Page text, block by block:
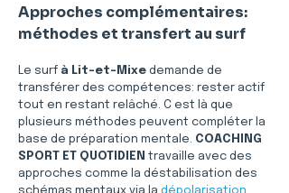
Approches complémentaires:
méthodes et transfert au surf
Le surf à Lit-et-Mixe demande de
transférer des compétences: rester actif
tout en restant relâché. C est là que
plusieurs méthodes peuvent compléter la
base de préparation mentale. COACHING
SPORT ET QUOTIDIEN travaille avec des
approches comme la déstabilisation des